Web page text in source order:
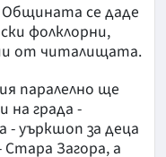
Общината се даде
фолклорни,
от читалищата.
паралелно ще
на града -
- уъркшоп за деца
Загора, а